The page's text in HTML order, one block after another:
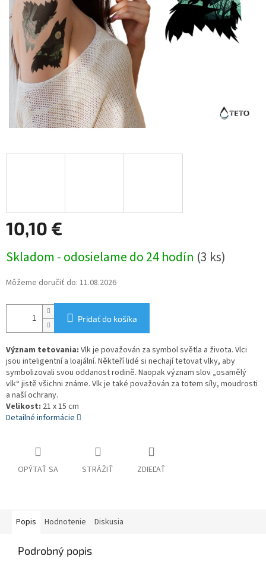
10,10 €
cena:
Skladom - odosielame do 24 hodín (3 ks)
Môžeme doručiť do: 11.08.2026
Pridať do košíka
Význam tetovania: Vlk je považován za symbol světla a života. Vlci
jsou inteligentní a loajální. Někteří lidé si nechají tetovat vlky, aby
symbolizovali svou oddanost rodině. Naopak význam slov „osamělý
vlk“ jistě všichni známe. Vlk je také považován za totem síly, moudrosti
a naší ochrany.
Velikost: 21 x 15 cm
Detailné informácie
OPÝTAŤ SA STRÁŽIŤ ZDIEĽAŤ
Popis Hodnotenie Diskusia
Podrobný popis